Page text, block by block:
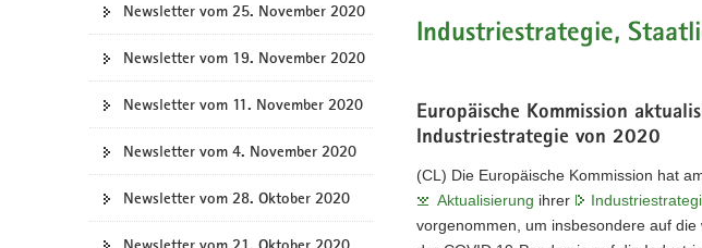
Newsletter vom 25. November 2020
Newsletter vom 19. November 2020
Newsletter vom 11. November 2020
Newsletter vom 4. November 2020
Newsletter vom 28. Oktober 2020
Industriestrategie,
Europäische Kommission
Industriestrategie von 2020
(CL) Die Europäische Kommission hat
Aktualisierung ihrer
vorgenommen, um insbesondere auf die